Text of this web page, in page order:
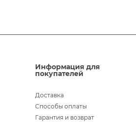
Информация для
покупателей
Доставка
Способы оплаты
Гарантия и возврат